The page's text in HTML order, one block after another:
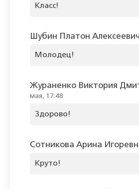
Класс!
Шубин Платон Алексеевич
Молодец!
Жураненко Виктория
мая, 17:48
Здорово!
Сотникова Арина
Круто!